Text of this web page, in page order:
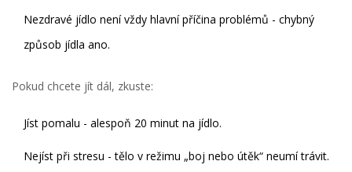
Nezdravé jídlo není vždy hlavní příčina problémů - chybný
způsob jídla ano.
Pokud chcete jít dál, zkuste:
Jíst pomalu - alespoň 20 minut na jídlo.
Nejíst při stresu - tělo v režimu „boj nebo útěk“ neumí trávit.